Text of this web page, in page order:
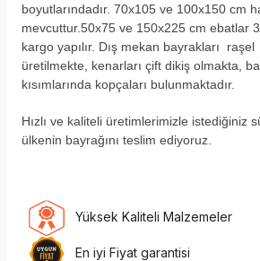
boyutlarındadır. 70x105 ve 100x150 cm
mevcuttur.50x75 ve 150x225 cm ebatlar
kargo yapılır. Dış mekan bayrakları
üretilmekte, kenarları çift dikiş olmakta,
kısımlarında kopçaları bulunmaktadır.
Hızlı ve kaliteli üretimlerimizle istediğiniz
ülkenin bayrağını teslim ediyoruz.
Yüksek Kaliteli Malzemeler
En iyi Fiyat garantisi